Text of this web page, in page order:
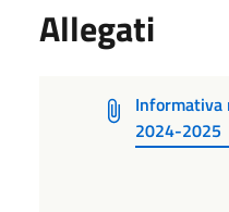
Allegati
Informativa
2024-2025